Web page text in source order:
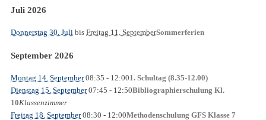
Juli 2026
Donnerstag 30. Juli bis Freitag 11. SeptemberSommerferien
September 2026
Montag 14. September08:35 - 12:001. Schultag (8.35-12.00)
Dienstag 15. September07:45 - 12:50Bibliographierschulung Kl.
10Klassenzimmer
Freitag 18. September08:30 - 12:00Methodenschulung GFS Klasse 7